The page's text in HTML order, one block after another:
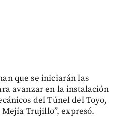
que se iniciarán las
avanzar en la instalación
del Túnel del Toyo,
Trujillo”, expresó.